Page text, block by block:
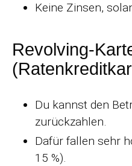
Keine Zinsen,
Revolving-
Du kannst den
zurückzahlen.
Dafür fallen sehr
15 %).